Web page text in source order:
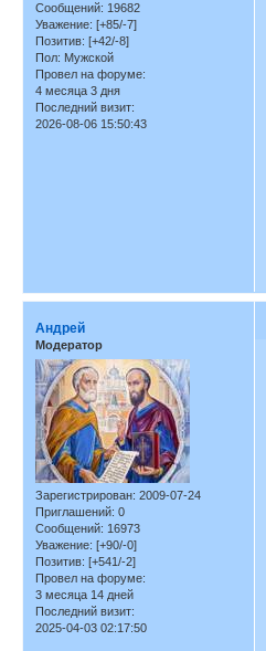
Сообщений: 19682
Уважение: [+85/-7]
Позитив: [+42/-8]
Пол: Мужской
Провел на форуме:
4 месяца 3 дня
Последний визит:
2026-08-06 15:50:43
Андрей
Модератор
Зарегистрирован: 2009-07-24
Приглашений: 0
Сообщений: 16973
Уважение: [+90/-0]
Позитив: [+541/-2]
Провел на форуме:
3 месяца 14 дней
Последний визит:
2025-04-03 02:17:50